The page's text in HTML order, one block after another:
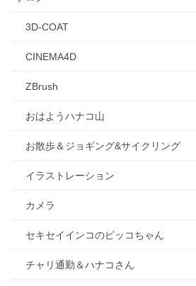
3D-COAT
CINEMA4D
ZBrush
おはようハナコ山
お散歩＆ジョギング&サイクリング
イラストレーション
カメラ
セキセイインコのピッコちゃん
チャリ通勤＆ハナコさん